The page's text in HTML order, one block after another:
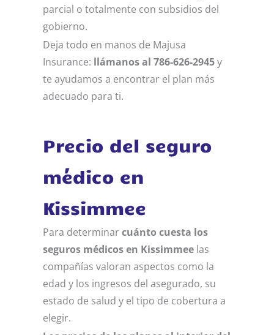
parcial o totalmente con subsidios del
gobierno.
Deja todo en manos de Majusa
Insurance: llámanos al 786-626-2945y
te ayudamos a encontrar el plan más
adecuado para ti.
Precio del seguro
médico en
Kissimmee
Para determinarcuánto cuesta los
seguros médicos en Kissimmee las
compañías valoran aspectos como la
edad y los ingresos del asegurado, su
estado de salud y el tipo de cobertura a
elegir.